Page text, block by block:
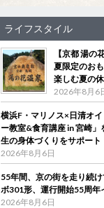
ライフスタイル
【京都 湯の
夏限定のお
楽しむ夏の
2026年8月6
横浜F・マリノス×日清オ
ー教室&食育講座 in 宮崎
生の身体づくりをサポート
2026年8月6日
55年間、京の街を走り続
ボ301形、運行開始55周年
2026年8月6日